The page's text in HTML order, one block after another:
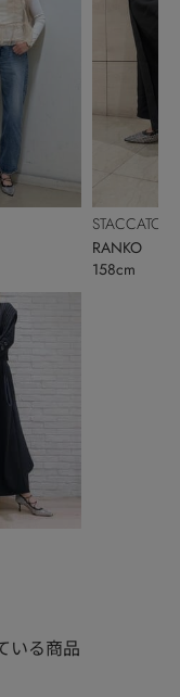
STACCATO
RANKO
158cm
いる商品